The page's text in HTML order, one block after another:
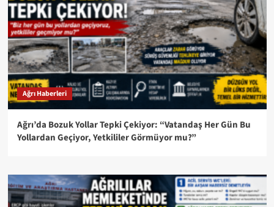
Ağrı Haberleri
Ağrı’da Bozuk Yollar Tepki Çekiyor: “Vatandaş Her Gün Bu
Yollardan Geçiyor, Yetkililer Görmüyor mu?”